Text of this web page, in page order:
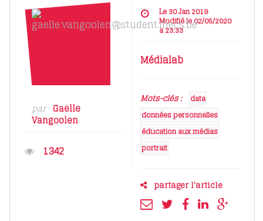
par Gaëlle
Vangoolen
1342
Le 30 Jan 2019
Modifié le 02/05/2020
à 23:33
Médialab
Mots-clés :
data
données personnelles
éducation aux médias
portrait
partager l'article